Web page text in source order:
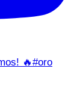
🔥#oro